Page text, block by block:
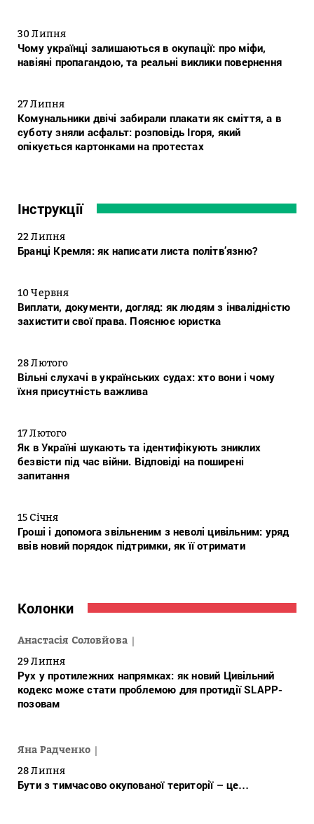
30 Липня
Чому українці залишаються в окупації: про міфи,
навіяні пропагандою, та реальні виклики повернення
27 Липня
Комунальники двічі забирали плакати як сміття, а в
суботу зняли асфальт: розповідь Ігоря, який
опікується картонками на протестах
Інструкції
22 Липня
Бранці Кремля: як написати листа політв’язню?
10 Червня
Виплати, документи, догляд: як людям з інвалідністю
захистити свої права. Пояснює юристка
28 Лютого
Вільні слухачі в українських судах: хто вони і чому
їхня присутність важлива
17 Лютого
Як в Україні шукають та ідентифікують зниклих
безвісти під час війни. Відповіді на поширені
запитання
15 Січня
Гроші і допомога звільненим з неволі цивільним: уряд
ввів новий порядок підтримки, як її отримати
Колонки
Анастасія Соловйова
29 Липня
Рух у протилежних напрямках: як новий Цивільний
кодекс може стати проблемою для протидії SLAPP-
позовам
Яна Радченко
28 Липня
Бути з тимчасово окупованої території – це…